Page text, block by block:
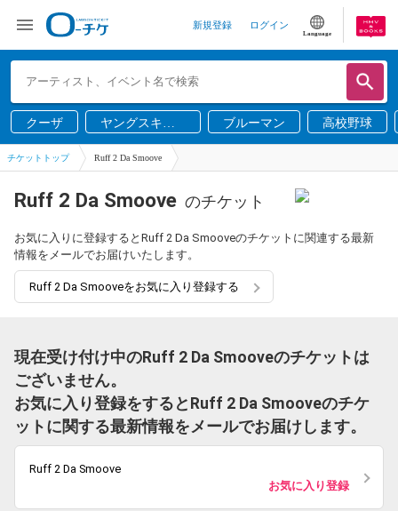
新規登録 ログイン
Language
クーザ
ヤングスキニ
ー
ブルーマン 高校野球
チケットトップ Ruff 2 Da Smoove
Ruff 2 Da Smoove のチケット
お気に入りに登録するとRuff 2 Da Smooveのチケットに関連する最新
情報をメールでお届けいたします。
Ruff 2 Da Smooveをお気に入り登録する
現在受け付け中のRuff 2 Da Smooveのチケットは
ございません。
お気に入り登録をするとRuff 2 Da Smooveのチケ
ットに関する最新情報をメールでお届けします。
Ruff 2 Da Smoove
お気に入り登録